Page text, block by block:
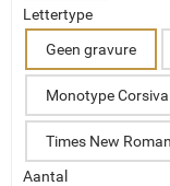
Lettertype
Geen gravure
Monotype Corsiva
Times New Roman
Aantal